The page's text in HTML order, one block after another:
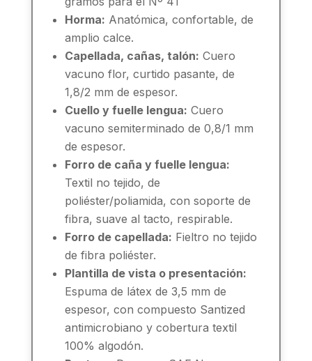
Horma: Anatómica, confortable, de
amplio calce.
Capellada, cañas, talón: Cuero
vacuno flor, curtido pasante, de
1,8/2 mm de espesor.
Cuello y fuelle lengua: Cuero
vacuno semiterminado de 0,8/1 mm
de espesor.
Forro de caña y fuelle lengua:
Textil no tejido, de
poliéster/poliamida, con soporte de
fibra, suave al tacto, respirable.
Forro de capellada: Fieltro no tejido
de fibra poliéster.
Plantilla de vista o presentación:
Espuma de látex de 3,5 mm de
espesor, con compuesto Santized
antimicrobiano y cobertura textil
100% algodón.